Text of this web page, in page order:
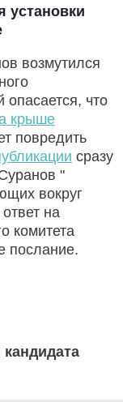
установки
возмутился
опасается, что
крыше
повредить
сразу
"
вокруг
на
комитета
послание.